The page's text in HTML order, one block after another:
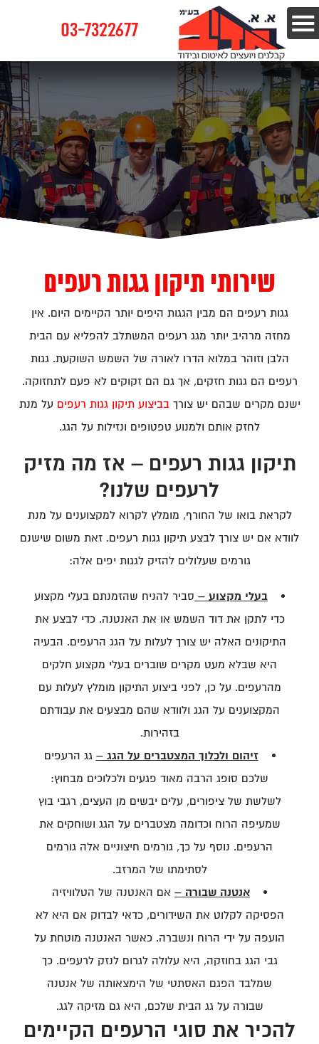
03-7322677
שירותי תיקון גגות רעפים
גגות רעפים הם מבין הגגות היפים יותר הקיימים היום. אין
מחזה מרהיב יותר מגג רעפים המשתלב להפליא עם הבית
הלבן וזוהר במלוא הדרו לאורה של השמש השוקעת. גגות
רעפים הם גגות חזקים, אך גם הם זקוקים לא פעם לתחזוקה.
ישנם מקרים שבהם יש צורךבביצוע תיקון גגות רעפים על מנת
לחזק אותם ולמנוע טפטופים ונזילות על הגג.
תיקון גגות רעפים – אז מה מזיק
לרעפים שלנו?
לקראת בואו של החורף, מומלץ לקרוא למקצוענים על מנת
לוודא אם יש צורך לבצע תיקון גגות רעפים. זאת משום שישנם
גורמים שעלולים להזיק לגגות יפים אלה:
בעלי מקצוע – סביר להניח שהזמנתם בעלי מקצוע
כדי לתקן את דוד השמש או את האנטנה. כדי לבצע את
התיקונים האלה יש צורך לעלות על הגג הרעפים. הבעיה
היא שבלא מעט מקרים שוברים בעלי מקצוע חלקים
מהרעפים. על כן, לפני ביצוע התיקון מומלץ לעלות עם
המקצוענים על הגג ולוודא שהם מבצעים את עבודתם
בזהירות.
זיהום ולכלוך המצטברים על הגג – גג הרעפים
שלכם סופג הרבה מאוד פגעים ולכלוכים מבחוץ:
לשלשת של ציפורים, עלים יבשים מן העצים, רגבי בוץ
שמעיפה הרוח וכדומה מצטברים על הגג ושוחקים את
הרעפים. נוסף על כך, גורמים חיצוניים אלה גורמים
לסתימתו של המרזב.
אנטנה שבורה – אם האנטנה של הטלוויזיה
הפסיקה לקלוט את השידורים, כדאי לבדוק אם היא לא
הועפה על ידי הרוח ונשברה. כאשר האנטנה מוטחת על
גבי הגג בחוזקה, היא עלולה לגרום לנזק לרעפים. כך
שמלבד הפגם האסתטי של הימצאותה של אנטנה
שבורה על גג הבית שלכם, היא גם מזיקה לגג.
להכיר את סוגי הרעפים הקיימים